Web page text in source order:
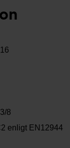
8
enligt EN12944